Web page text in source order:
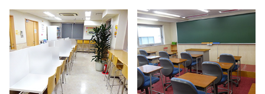
みてください。スタッフ一同お
待ちしております。
ている仲間がたくさんいるの
で、自然とやる気もパワーアッ
プ！このほか自由席自習室とし
て通常教室を常時開放していま
すので、他の予備校でありがち
な席取り競争とは無縁！いつで